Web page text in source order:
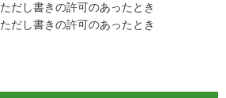
だし書きの許可のあったとき
だし書きの許可のあったとき